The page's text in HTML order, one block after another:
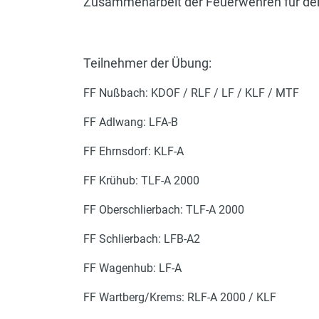
Teilnehmer der Übung:
FF Nußbach: KDOF / RLF / LF / KLF / MTF
FF Adlwang: LFA-B
FF Ehrnsdorf: KLF-A
FF Krühub: TLF-A 2000
FF Oberschlierbach: TLF-A 2000
FF Schlierbach: LFB-A2
FF Wagenhub: LF-A
FF Wartberg/Krems: RLF-A 2000 / KLF